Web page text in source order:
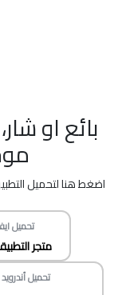
بائع او
اضغط هنا لتحميل
تحميل
متجر
تحميل